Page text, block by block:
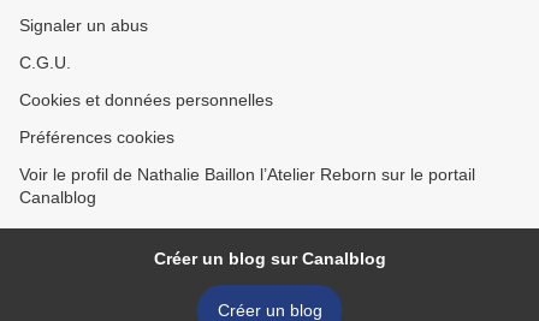
Signaler un abus
C.G.U.
Cookies et données personnelles
Préférences cookies
Voir le profil de Nathalie Baillon l’Atelier Reborn sur le portail
Canalblog
Créer un blog sur Canalblog
Créer un blog